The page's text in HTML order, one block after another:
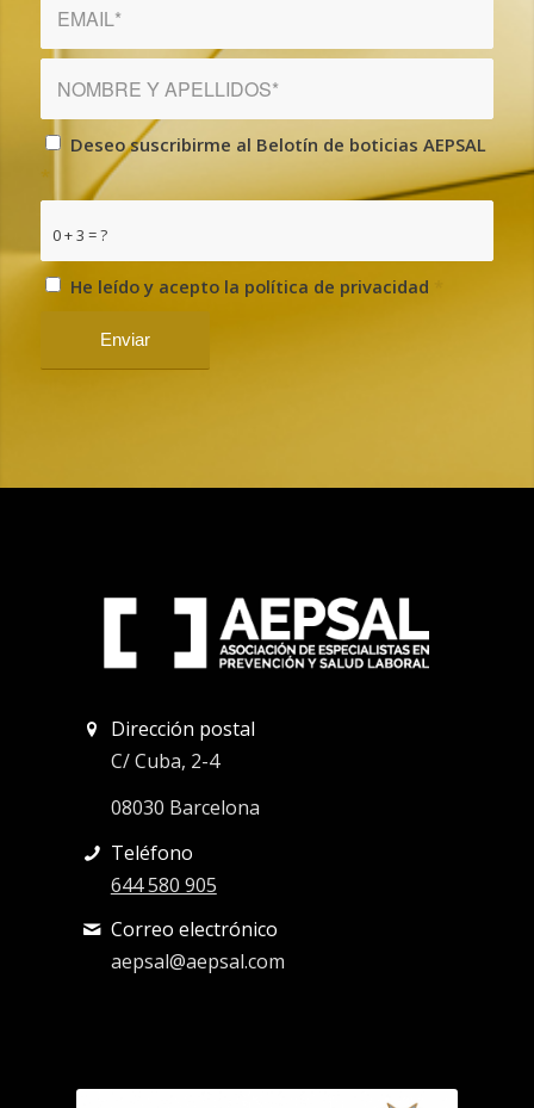
Deseo suscribirme al Belotín de boticias AEPSAL
*
0 + 3 = ?
He leído y acepto la política de privacidad
Dirección postal
C/ Cuba, 2-4
08030 Barcelona
Teléfono
644 580 905
Correo electrónico
aepsal@aepsal.com